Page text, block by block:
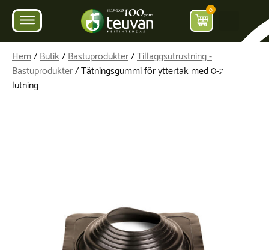
0
Hem/Butik/Bastuprodukter/Tillaggsutrustning -
Bastuprodukter/ Tätningsgummi för yttertak med 0-22°
lutning